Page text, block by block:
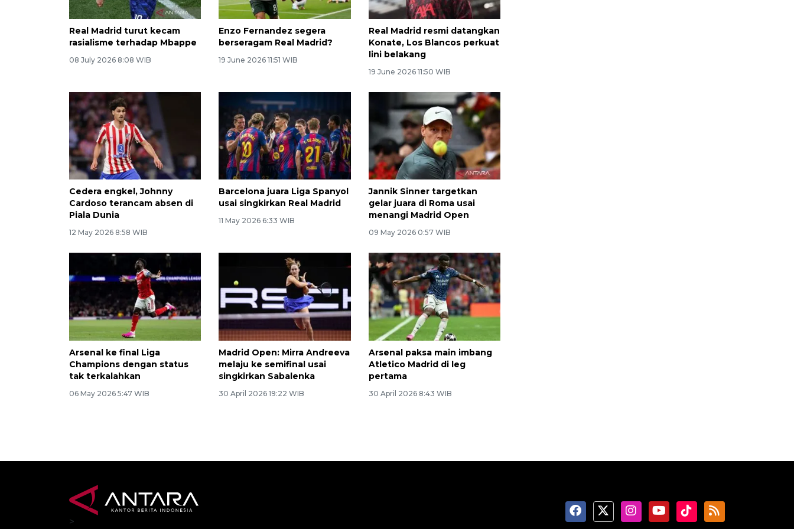
Real Madrid turut kecam
rasialisme terhadap Mbappe
08 July 2026 8:08 WIB
Enzo Fernandez segera
berseragam Real Madrid?
19 June 2026 11:51 WIB
Real Madrid resmi datangkan
Konate, Los Blancos perkuat
lini belakang
19 June 2026 11:50 WIB
Cedera engkel, Johnny
Cardoso terancam absen di
Piala Dunia
12 May 2026 8:58 WIB
Barcelona juara Liga Spanyol
usai singkirkan Real Madrid
11 May 2026 6:33 WIB
Jannik Sinner targetkan
gelar juara di Roma usai
menangi Madrid Open
09 May 2026 0:57 WIB
Arsenal ke final Liga
Champions dengan status
tak terkalahkan
06 May 2026 5:47 WIB
Madrid Open: Mirra Andreeva
melaju ke semifinal usai
singkirkan Sabalenka
30 April 2026 19:22 WIB
Arsenal paksa main imbang
Atletico Madrid di leg
pertama
30 April 2026 8:43 WIB
>